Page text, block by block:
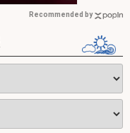
Recommended by